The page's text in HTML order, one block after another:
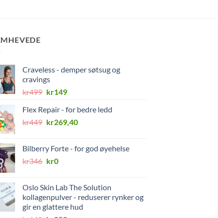
Craveless - demper søtsug og
cravings
kr499 Opprinnelig
var:
kr499.
kr149Nåværende
er:
kr149.
Flex Repair - for bedre ledd
kr449 Opprinnelig
kr449.
kr269,40Nåværende
kr269,40.
Bilberry Forte - for god øyehelse
kr346 Opprinnelig
kr346.
kr0Nåværende
kr0.
Oslo Skin Lab The Solution
kollagenpulver - reduserer rynker og
gir en glattere hud